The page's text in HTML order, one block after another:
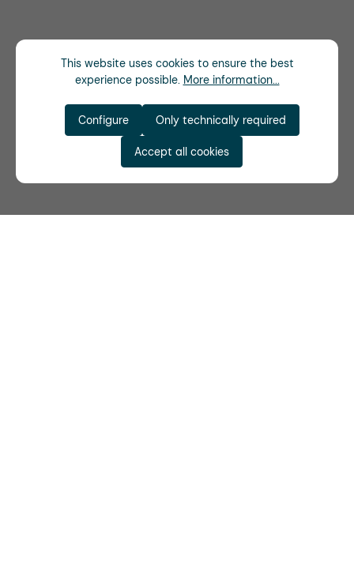
This website uses cookies to ensure the best
experience possible. More information...
Only technically required
Configure
Accept all cookies